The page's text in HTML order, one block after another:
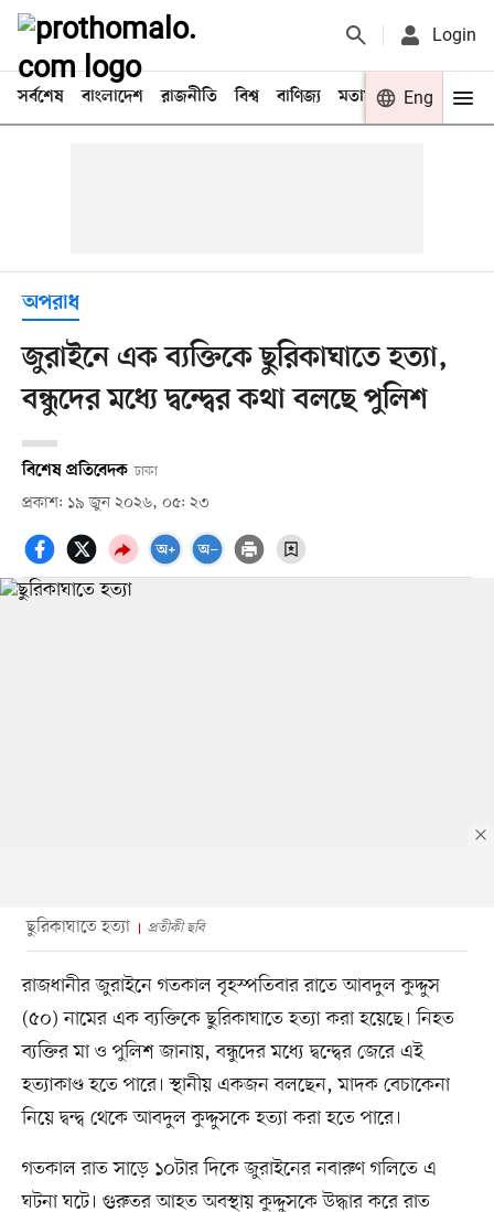
Login
সর্বশেষ বাংলাদেশ রাজনীতি বিশ্ব বাণিজ্য মতামত খেলা
Eng
অপরাধ
জুরাইনে এক ব্যক্তিকে ছুরিকাঘাতে হত্যা,
বন্ধুদের মধ্যে দ্বন্দ্বের কথা বলছে পুলিশ
বিশেষ প্রতিবেদক ঢাকা
প্রকাশ: ১৯ জুন ২০২৬, ০৫: ২৩
ছুরিকাঘাতে হত্যা প্রতীকী ছবি
রাজধানীর জুরাইনে গতকাল বৃহস্পতিবার রাতে আবদুল কুদ্দুস
(৫০) নামের এক ব্যক্তিকে ছুরিকাঘাতে হত্যা করা হয়েছে। নিহত
ব্যক্তির মা ও পুলিশ জানায়, বন্ধুদের মধ্যে দ্বন্দ্বের জেরে এই
হত্যাকাণ্ড হতে পারে। স্থানীয় একজন বলছেন, মাদক বেচাকেনা
নিয়ে দ্বন্দ্ব থেকে আবদুল কুদ্দুসকে হত্যা করা হতে পারে।
গতকাল রাত সাড়ে ১০টার দিকে জুরাইনের নবারুণ গলিতে এ
ঘটনা ঘটে। গুরুতর আহত অবস্থায় কুদ্দুসকে উদ্ধার করে রাত